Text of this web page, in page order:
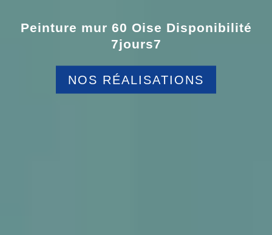
Peinture mur 60 Oise Disponibilité
7jours7
NOS RÉALISATIONS